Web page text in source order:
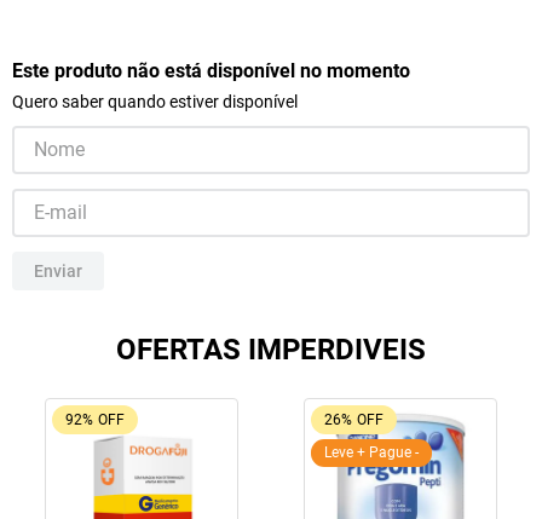
Este produto não está disponível no momento
Quero saber quando estiver disponível
Enviar
OFERTAS IMPERDIVEIS
92% OFF 26% OFF
Leve + Pague -
6º
shampoo
7º
dipirona
sveda
9º
tadalafila
10º soro fisiológico